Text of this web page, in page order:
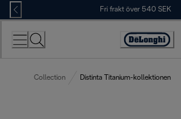
Skip
to
Content
Fri frakt över 540 SEK
Accessibility
Collection Distinta Titanium-kollektionen